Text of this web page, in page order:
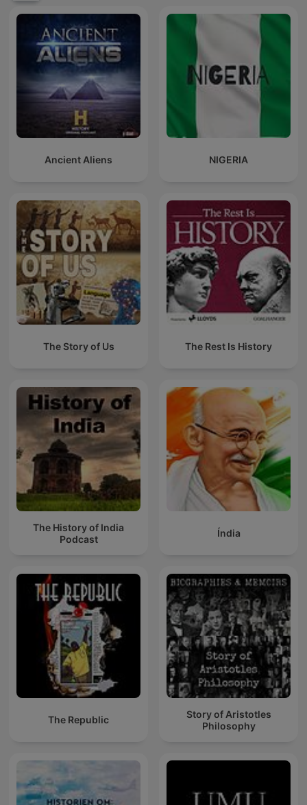
Ancient Aliens NIGERIA
The Story of Us The Rest Is History
The History of India
Podcast
Índia
The Republic
Story of Aristotles
Philosophy